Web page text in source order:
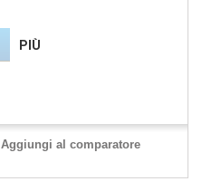
PIÙ
Aggiungi al comparatore